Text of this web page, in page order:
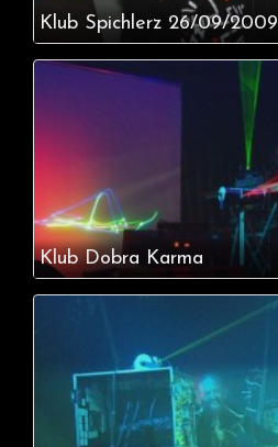
Klub Spichlerz 26/09/2009
Klub Dobra Karma